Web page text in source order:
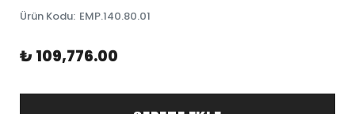
Ürün Kodu: EMP.140.80.01
₺ 109,776.00